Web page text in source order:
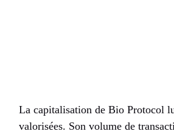
La capitalisation de Bio Protocol
valorisées. Son volume de